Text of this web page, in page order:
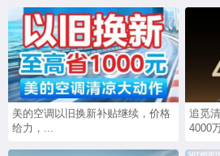
美的空调以旧换新补贴继续，价格
给力，...
追觅
4000